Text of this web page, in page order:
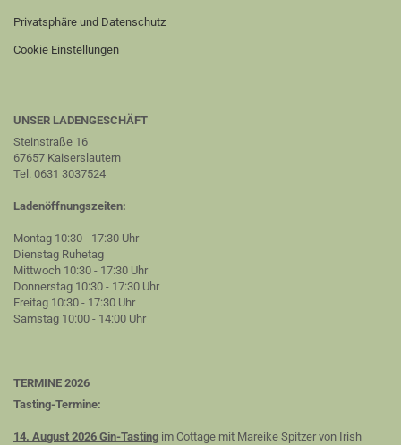
Privatsphäre und Datenschutz
Cookie Einstellungen
UNSER LADENGESCHÄFT
Steinstraße 16
67657 Kaiserslautern
Tel. 0631 3037524
Ladenöffnungszeiten:
Montag 10:30 - 17:30 Uhr
Dienstag Ruhetag
Mittwoch 10:30 - 17:30 Uhr
Donnerstag 10:30 - 17:30 Uhr
Freitag 10:30 - 17:30 Uhr
Samstag 10:00 - 14:00 Uhr
TERMINE 2026
Tasting-Termine:
14. August 2026 Gin-Tasting im Cottage mit Mareike Spitzer von Irish